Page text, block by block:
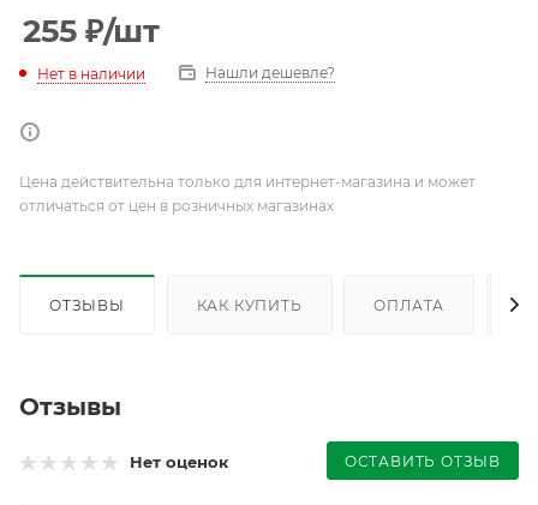
255 ₽/шт
Нет в наличии Нашли дешевле?
Цена действительна только для интернет-магазина и может
отличаться от цен в розничных магазинах
ОТЗЫВЫ КАК КУПИТЬ ОПЛАТА
Отзывы
Нет оценок ОСТАВИТЬ ОТЗЫВ